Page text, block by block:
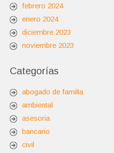
febrero 2024
enero 2024
diciembre 2023
noviembre 2023
Categorías
abogado de familia
ambiental
asesoria
bancario
civil